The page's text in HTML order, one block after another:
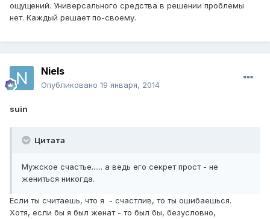
ощущений. Универсального средства в решении проблемы
нет. Каждый решает по-своему.
Niels
Опубликовано 19 января, 2014
suin
Цитата
Мужское счастье...... а ведь его секрет прост - не
жениться никогда.
Если ты считаешь, что я - счастлив, то ты ошибаешься.
Хотя, если бы я был женат - то был бы, безусловно,